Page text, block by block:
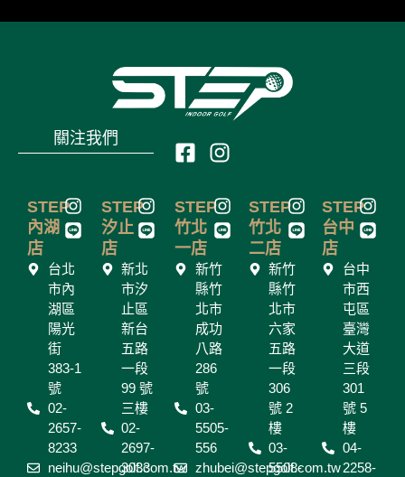
關注我們
F
c
e
b
o
o
k
s
q
u
a
e
I
s
t
a
g
r
a
m
STEP
內湖
店
I
n
s
a
g
r
a
L
i
n
台北
市內
湖區
陽光
街
383-1
號
02-
2657-
8233
neihu@stepgolf.com.tw
STEP
汐止
店
I
n
s
a
g
r
a
m
L
i
n
新北
市汐
止區
新台
五路
一段
99 號
三樓
02-
2697-
3033
STEP
竹北
一店
I
n
s
t
a
m
L
i
n
e
新竹
縣竹
北市
成功
八路
286
號
03-
5505-
556
zhubei@stepgolf.com.tw
STEP
竹北
二店
I
n
s
t
a
m
L
i
n
e
新竹
縣竹
北市
六家
五路
一段
306
號 2
樓
03-
5508-
STEP
台中
店
I
n
s
t
a
g
r
a
m
L
i
n
e
台中
市西
屯區
臺灣
大道
三段
301
號 5
樓
04-
2258-